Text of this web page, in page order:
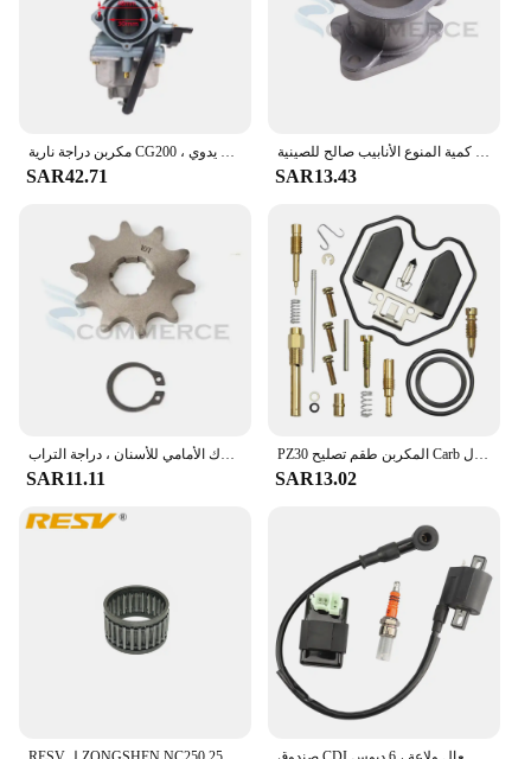
مكربن دراجة نارية CG200 ، كرنب يدوي PZ30 لدراجة حفرة ترابية 250 سي سي ، دراجة نارية ATV m200 XL250 TRX250 XR200 30
SAR42.71
دراجة نارية المكربن 30 مللي متر كمية المنوع الأنابيب صالح للصينية CG 200cc 250cc سكوتر الترابية حفرة دراجة نارية ATV رباعية
SAR13.43
سلسلة ضرس المحرك الأمامي للأسنان ، دراجة التراب ATV ، دراجة نارية ، Quad cc ، cc ، 250cc ، 20 ، 10 T ، 11 T ، 12 T ، 13 T ، 14 T ، 15 T ، 16 T ، 18 T ، 19 T ، 20 T ، 22T
SAR11.11
PZ30 المكربن طقم تصليح Carb ل KEIHIN هوندا CG200 CG250 CG 175 250 175CC 200cc 250cc 30 مللي متر ATV الترابية دراجة Carb CG200 إلى 250CC
SAR13.02